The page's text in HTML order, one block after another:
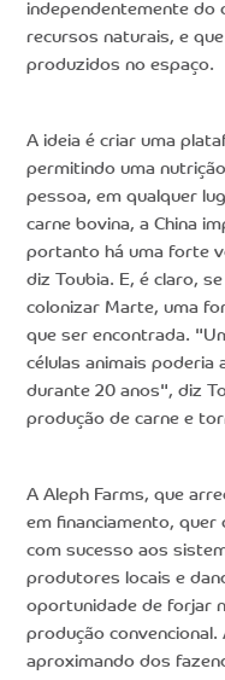
independentemente do
recursos naturais, e
produzidos no espaço.
A ideia é criar uma
permitindo uma
pessoa, em qualquer
carne bovina, a China
portanto há uma forte
diz Toubia. E, é claro,
colonizar Marte, uma
que ser encontrada.
células animais poderia
durante 20 anos", diz
produção de carne e
A Aleph Farms, que
em financiamento, quer
com sucesso aos
produtores locais e
oportunidade de forjar
produção
aproximando dos